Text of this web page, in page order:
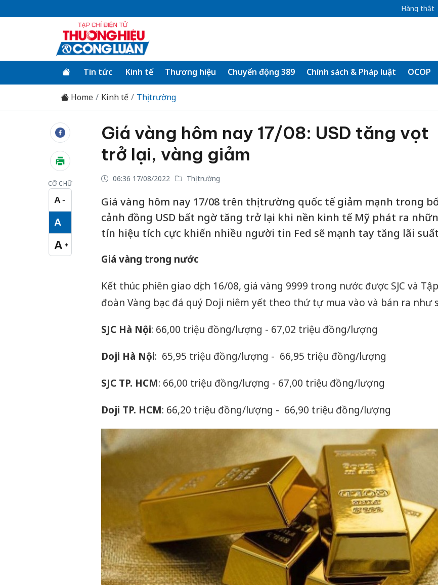
Hàng thật
Tin tức Kinh tế Thương hiệu Chuyển động 389 Chính sách & Pháp luật OCOP
Home Kinh tế Thị trường
CỠ CHỮ
A −
Cỡ chữ nhỏ
A
Cỡ chữ vừa
A +
Cỡ chữ lớn
Giá vàng hôm nay 17/08: USD tăng vọt
trở lại, vàng giảm
06:36 17/08/2022 Thị trường
Giá vàng hôm nay 17/08 trên thị trường quốc tế giảm mạnh trong
cảnh đồng USD bất ngờ tăng trở lại khi nền kinh tế Mỹ phát ra
tín hiệu tích cực khiến nhiều người tin Fed sẽ mạnh tay tăng lãi
Giá vàng trong nước
Kết thúc phiên giao dịch 16/08, giá vàng 9999 trong nước được SJC và Tập
đoàn Vàng bạc đá quý Doji niêm yết theo thứ tự mua vào và bán ra như
SJC Hà Nội: 66,00 triệu đồng/lượng - 67,02 triệu đồng/lượng
Doji Hà Nội: 65,95 triệu đồng/lượng - 66,95 triệu đồng/lượng
SJC TP. HCM: 66,00 triệu đồng/lượng - 67,00 triệu đồng/lượng
Doji TP. HCM: 66,20 triệu đồng/lượng - 66,90 triệu đồng/lượng